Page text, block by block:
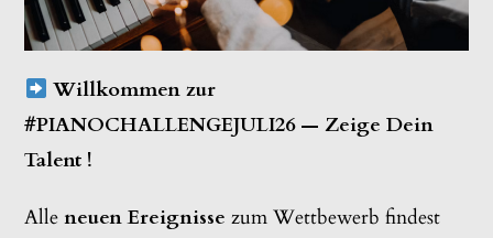
Willkommen zur
#PIANOCHALLENGEJULI26 — Zeige Dein
Talent !
Alleneuen Ereignissezum Wettbewerb findest